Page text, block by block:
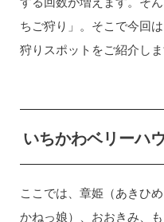
ちご狩り」。そこで今回
狩りスポットをご紹介しま
いちかわベリーハ
ここでは、章姫（あきひ
かねっ娘）、おおきみ、